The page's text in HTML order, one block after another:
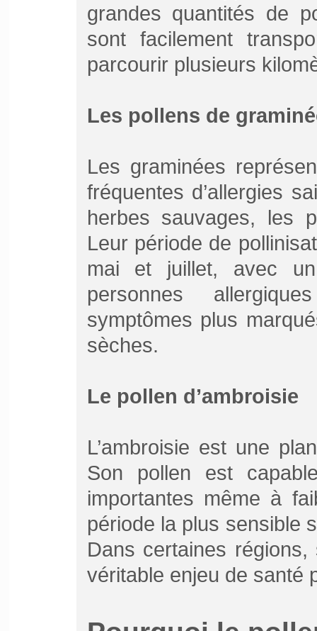
grandes quantités de
sont facilement
parcourir plusieurs
Les pollens de
Les graminées
fréquentes d’allergies
herbes sauvages, les
Leur période de
mai et juillet, avec
personnes
symptômes plus
sèches.
Le pollen d’ambroisie
L’ambroisie est une
Son pollen est
importantes même à
période la plus sensible
Dans certaines
véritable enjeu de santé